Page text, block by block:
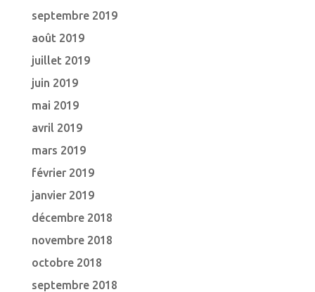
septembre 2019
août 2019
juillet 2019
juin 2019
mai 2019
avril 2019
mars 2019
février 2019
janvier 2019
décembre 2018
novembre 2018
octobre 2018
septembre 2018